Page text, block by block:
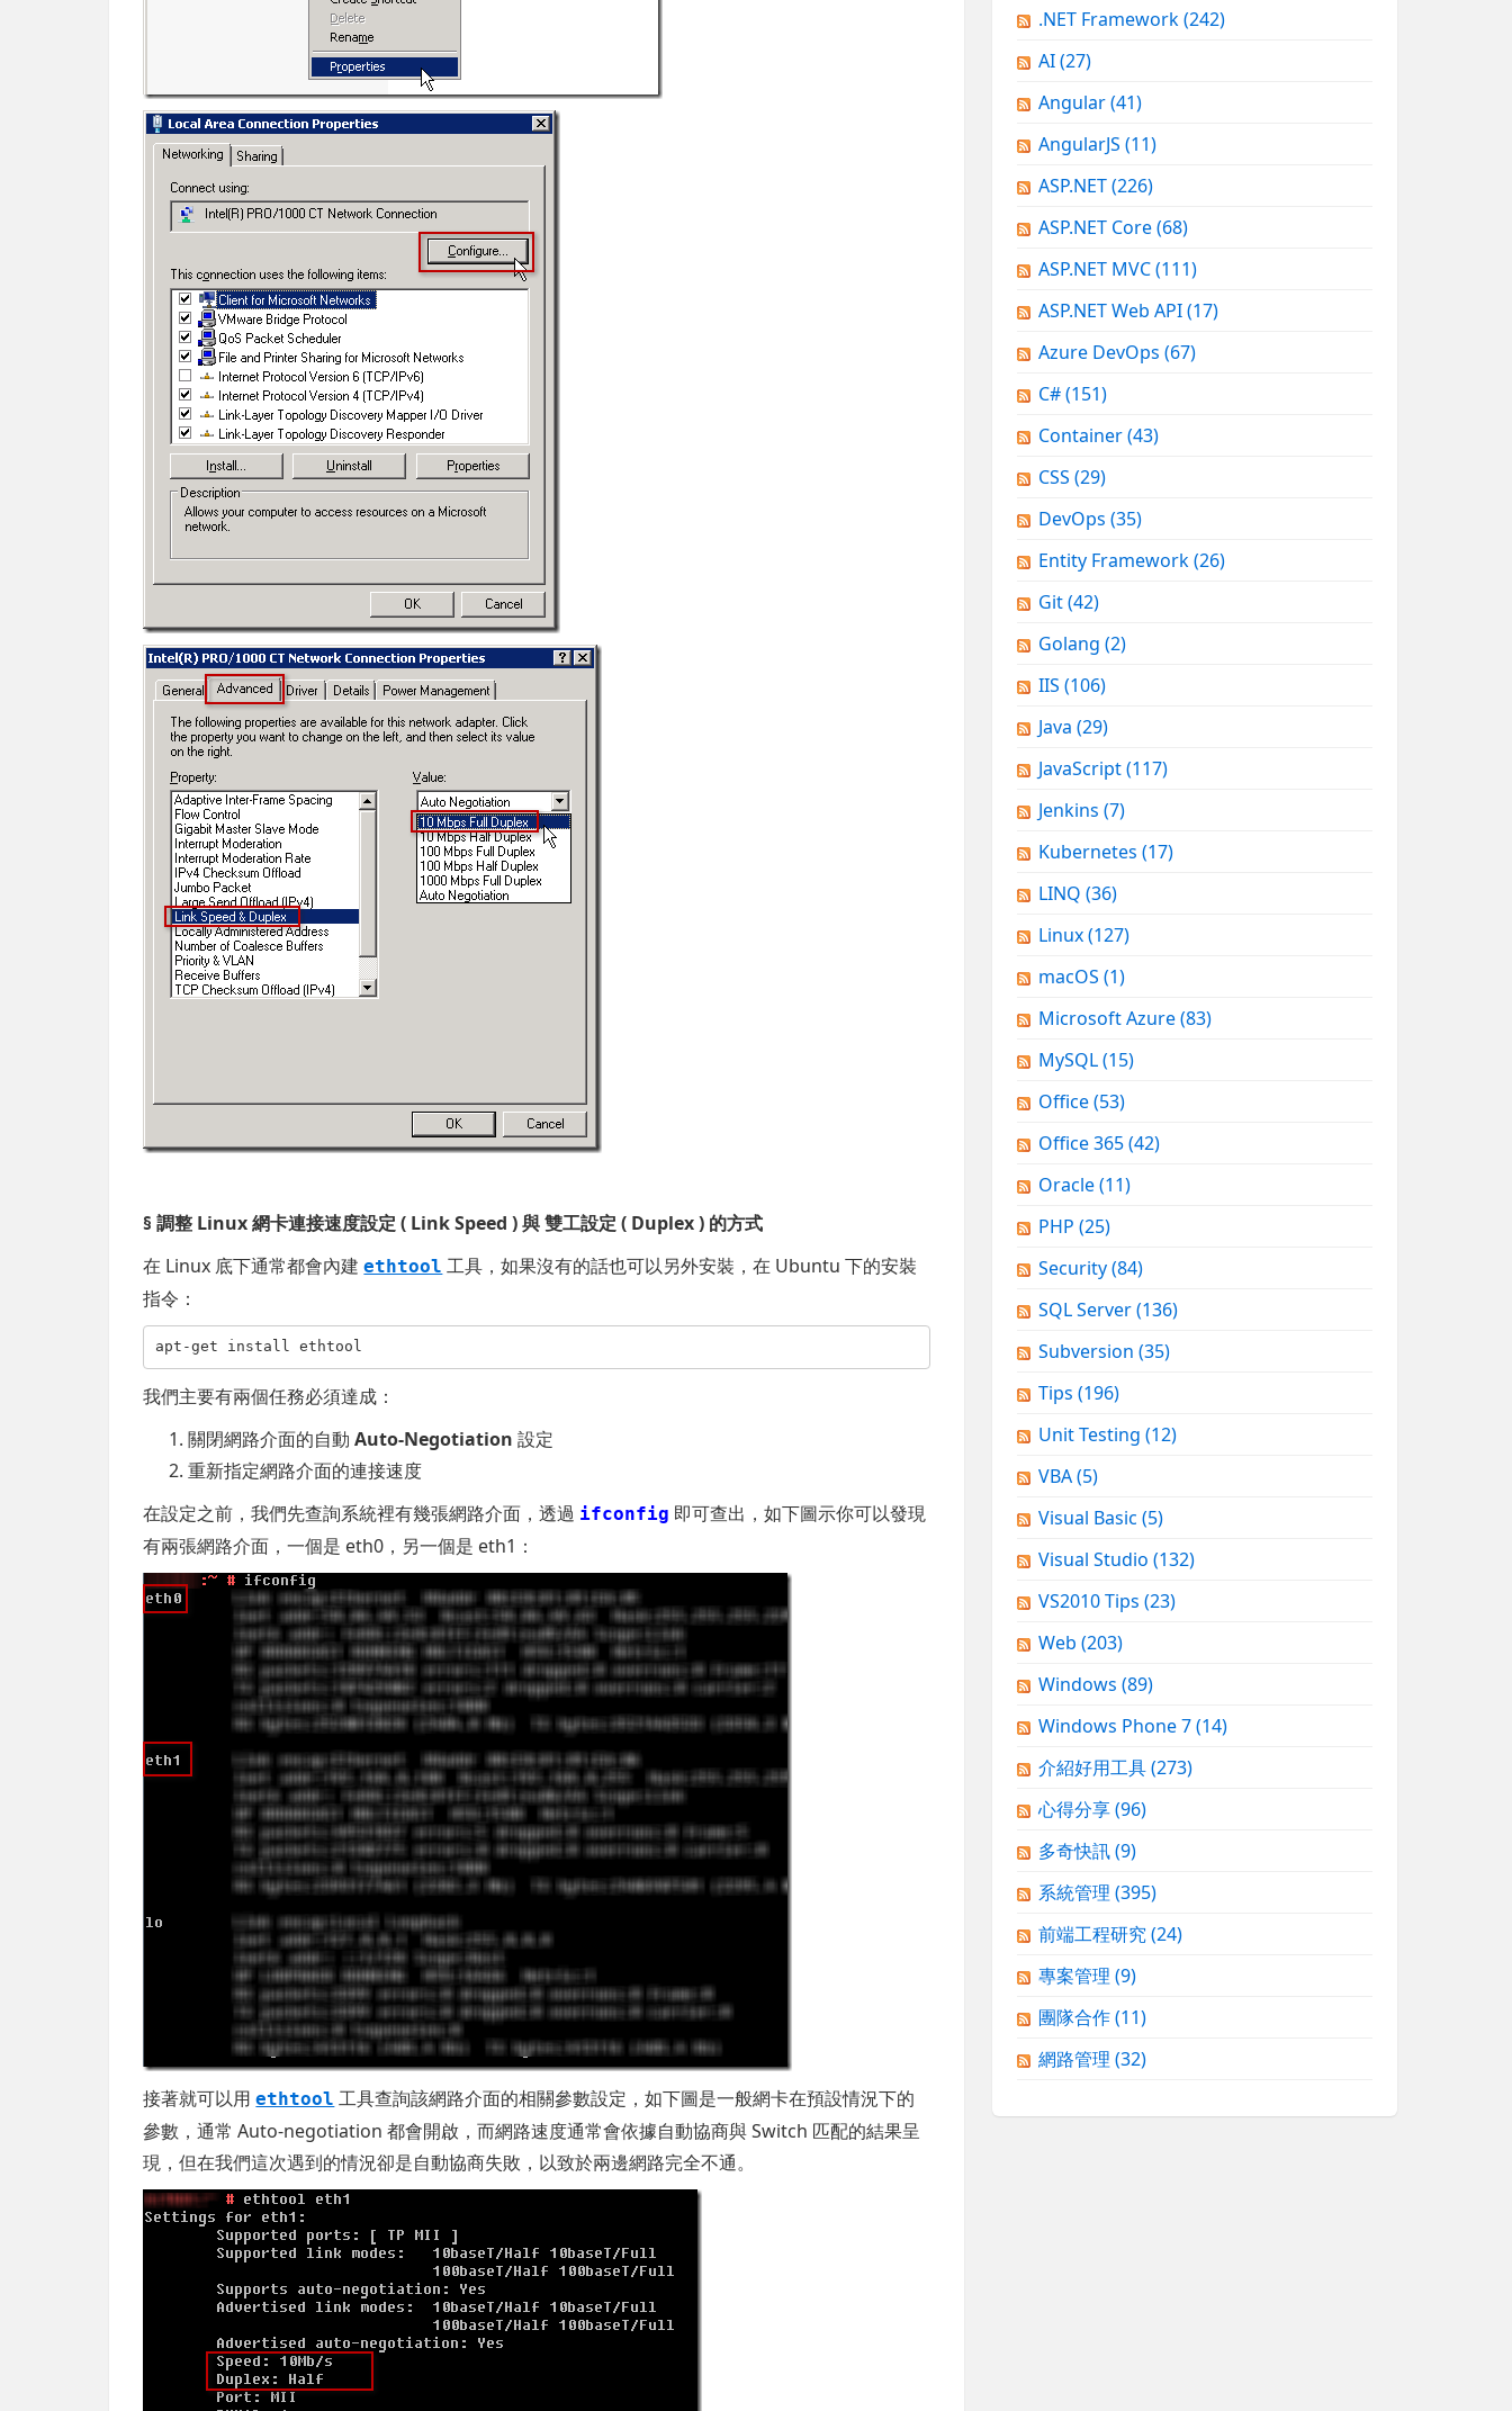
§ 調整 Linux 網卡連接速度設定 ( Link Speed ) 與 雙工設定 ( Duplex ) 的方式
在 Linux 底下通常都會內建ethtool 工具，如果沒有的話也可以另外安裝，在 Ubuntu 下的安裝
指令：
apt-get install ethtool
我們主要有兩個任務必須達成：
關閉網路介面的自動Auto-Negotiation 設定
重新指定網路介面的連接速度
在設定之前，我們先查詢系統裡有幾張網路介面，透過 ifconfig 即可查出，如下圖示你可以發現
有兩張網路介面，一個是 eth0，另一個是 eth1：
接著就可以用ethtool 工具查詢該網路介面的相關參數設定，如下圖是一般網卡在預設情況下的
參數，通常 Auto-negotiation 都會開啟，而網路速度通常會依據自動協商與 Switch 匹配的結果呈
現，但在我們這次遇到的情況卻是自動協商失敗，以致於兩邊網路完全不通。
.NET Framework(242)
AI(27)
Angular(41)
AngularJS (11)
ASP.NET(226)
ASP.NET Core(68)
ASP.NET MVC(111)
ASP.NET Web API(17)
Azure DevOps (67)
C#(151)
Container(43)
CSS (29)
DevOps (35)
Entity Framework(26)
Git(42)
Golang (2)
IIS (106)
Java (29)
JavaScript(117)
Jenkins (7)
Kubernetes (17)
LINQ (36)
Linux(127)
macOS (1)
Microsoft Azure(83)
MySQL(15)
Office(53)
Office 365(42)
Oracle(11)
PHP (25)
Security(84)
SQL Server(136)
Subversion (35)
Tips (196)
Unit Testing (12)
VBA(5)
Visual Basic (5)
Visual Studio (132)
VS2010 Tips (23)
Web (203)
Windows (89)
Windows Phone 7(14)
介紹好用工具(273)
心得分享(96)
多奇快訊(9)
系統管理 (395)
前端工程研究(24)
專案管理 (9)
團隊合作(11)
網路管理 (32)